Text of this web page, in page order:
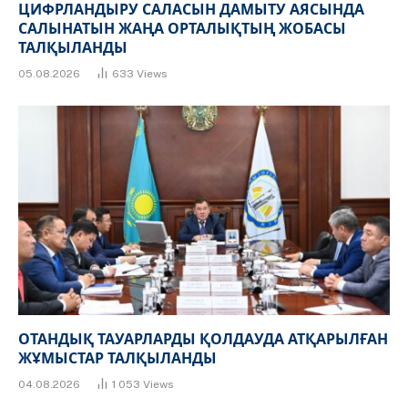
ЦИФРЛАНДЫРУ САЛАСЫН ДАМЫТУ АЯСЫНДА
САЛЫНАТЫН ЖАҢА ОРТАЛЫҚТЫҢ ЖОБАСЫ
ТАЛҚЫЛАНДЫ
05.08.2026 633 Views
ОТАНДЫҚ ТАУАРЛАРДЫ ҚОЛДАУДА АТҚАРЫЛҒАН
ЖҰМЫСТАР ТАЛҚЫЛАНДЫ
04.08.2026 1 053 Views